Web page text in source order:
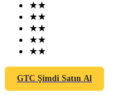
★★
★★
★★
★★
★★
GTC Şimdi Satın Al